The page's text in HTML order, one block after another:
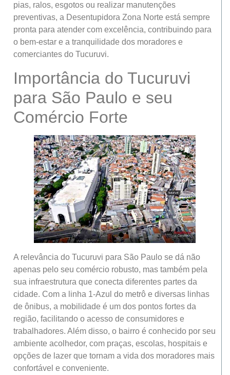
pias, ralos, esgotos ou realizar manutenções
preventivas, a Desentupidora Zona Norte está sempre
pronta para atender com excelência, contribuindo para
o bem-estar e a tranquilidade dos moradores e
comerciantes do Tucuruvi.
Importância do Tucuruvi
para São Paulo e seu
Comércio Forte
A relevância do Tucuruvi para São Paulo se dá não
apenas pelo seu comércio robusto, mas também pela
sua infraestrutura que conecta diferentes partes da
cidade. Com a linha 1-Azul do metrô e diversas linhas
de ônibus, a mobilidade é um dos pontos fortes da
região, facilitando o acesso de consumidores e
trabalhadores. Além disso, o bairro é conhecido por seu
ambiente acolhedor, com praças, escolas, hospitais e
opções de lazer que tornam a vida dos moradores mais
confortável e conveniente.